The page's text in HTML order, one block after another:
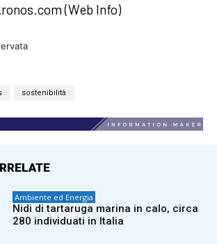
(Web Info)
sostenibilità
Ambiente ed Energia
Nidi di tartaruga marina in calo, circa
280 individuati in Italia